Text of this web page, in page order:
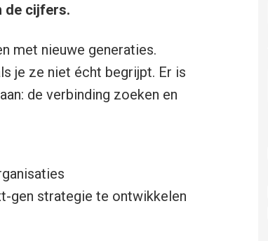
de cijfers.
met nieuwe generaties.
je ze niet écht begrijpt. Er is
de verbinding zoeken en
gen strategie te ontwikkelen